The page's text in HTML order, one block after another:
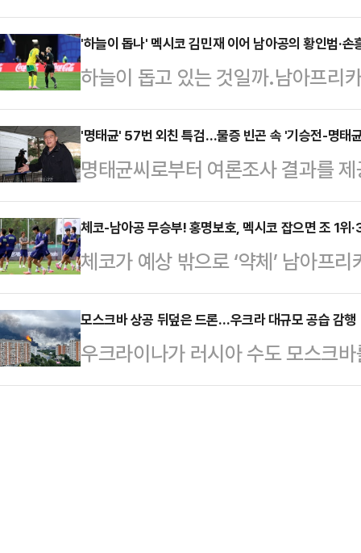
란에도 불구하고 '외유성 출장'을
루 선거 참관을 제외한 나머지 일정
낭비했다는 비판을 피하기 어려울
실에 따르면 선관위는 지난 2022
하원·주의원 선거 참관에 나섰다.
경기·서울 선관위 소속 7급 직원 2
로, …
'하늘이 돕나' 멕시코 김민재 이어 남아공의 황인범·손
하늘이 돕고 있는 것일까.남아프리
미국 애틀랜타 스타디움에서 펼쳐
컵’ 조별리그 A조 2차전에서 선제
극적인 1-1 무승부를 이뤘다.같은
경이다.체코-남아공전이 무승부로
하는 멕시코전을 승리로 장식하면
별리그에서 승점이 같을 경우, 골득
다.한국이 멕시코…
'명태균' 57번 외친 특검…물증 빈곤 속 '기승전-명태
명태균씨로부터 여론조사 결과를
한 혐의로 기소된 오세훈 서울시장
17일 징역 1년6개월을 구형했다.
보다 특검이 제시한 유죄 입증의 방
까지 대부분 명씨의 진술에 집중됐
물증보다는 명씨의 설명과 진술을
로부터 어떤 판단을 받을지가 관건
형사합의22부(조형우 부장판사…
체코-남아공 무승부! 홍명보호, 멕시코 잡으면 조 1위
체코가 예상 밖으로 ‘약체’ 남아프
축구 국가대표팀(피파랭킹 21위)
출도 조기에 확정하는 절호의 기회
각) 미국 애틀랜타 스타디움에서
월드컵’ A조 2차전에서 1-1로 승부
모스크바 상공 뒤덮은 드론…우크라 대규모 공습 감행
우크라이나가 러시아 수도 모스크
서 러시아 주요 공항 운영이 일시